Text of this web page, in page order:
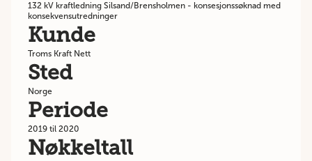
132 kV kraftledning Silsand/Brensholmen - konsesjonssøknad med
konsekvensutredninger
Kunde
Troms Kraft Nett
Sted
Norge
Periode
2019 til 2020
Nøkkeltall